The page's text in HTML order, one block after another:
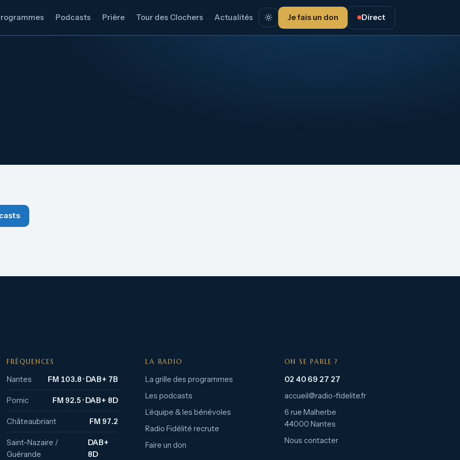
Podcasts Prière Tour des Clochers Actualités Je fais un don Direct
FRÉQUENCES
Nantes FM 103.8 · DAB+ 7B
Pornic FM 92.5 · DAB+ 8D
Châteaubriant FM 97.2
Saint-Nazaire /
Guérande
DAB+
8D
LA RADIO
La grille des programmes
Les podcasts
L’équipe & les bénévoles
Radio Fidélité recrute
Faire un don
ON SE PARLE ?
02 40 69 27 27
accueil@radio-fidelite.fr
6 rue Malherbe
44000 Nantes
Nous contacter